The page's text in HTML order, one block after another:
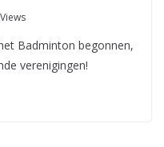
Badminton begonnen,
verenigingen!